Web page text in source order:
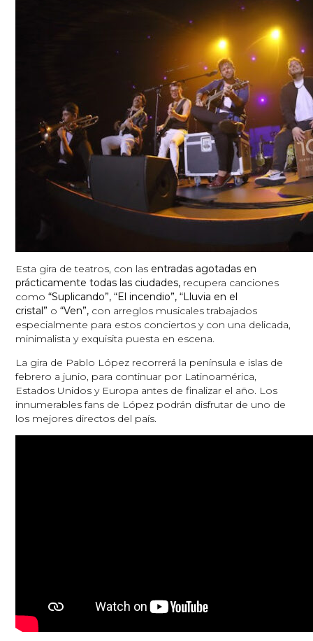
Esta gira de teatros, con las entradas agotadas en
prácticamente todas las ciudades, recupera canciones
como“Suplicando”, “El incendio”, “Lluvia en el
cristal” o “Ven”, con arreglos musicales trabajados
especialmente para estos conciertos y con una delicada,
minimalista y exquisita puesta en escena.
La gira de Pablo López recorrerá la península e islas de
febrero a junio, para continuar por Latinoamérica,
Estados Unidos y Europa antes de finalizar el año. Los
innumerables fans de López podrán disfrutar de uno de
los mejores directos del país.